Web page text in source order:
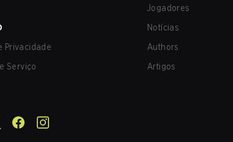
Privacidade
Serviço
Jogadores
Notícias
Authors
Artigos